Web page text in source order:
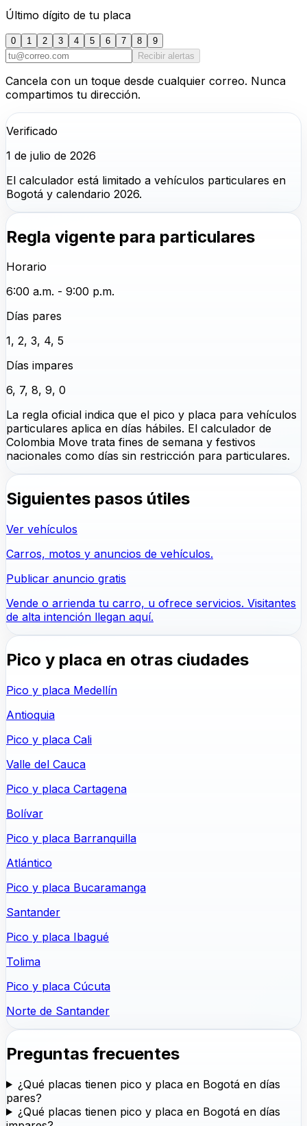
Último dígito de tu placa
0 1 2 3 4 5 6 7 8
9
Recibir alertas
Cancela con un toque desde cualquier correo. Nunca
compartimos tu dirección.
Verificado
1 de julio de 2026
El calculador está limitado a vehículos particulares en
Bogotá y calendario 2026.
Regla vigente para particulares
Horario
6:00 a.m. - 9:00 p.m.
Días pares
1, 2, 3, 4, 5
Días impares
6, 7, 8, 9, 0
La regla oficial indica que el pico y placa para vehículos
particulares aplica en días hábiles. El calculador de
Colombia Move trata fines de semana y festivos
nacionales como días sin restricción para particulares.
Siguientes pasos útiles
Ver vehículos
Carros, motos y anuncios de vehículos.
Publicar anuncio gratis
Vende o arrienda tu carro, u ofrece servicios. Visitantes
de alta intención llegan aquí.
Pico y placa en otras ciudades
Pico y placa Medellín
Antioquia
Pico y placa Cali
Valle del Cauca
Pico y placa Cartagena
Bolívar
Pico y placa Barranquilla
Atlántico
Pico y placa Bucaramanga
Santander
Pico y placa Ibagué
Tolima
Pico y placa Cúcuta
Norte de Santander
Preguntas frecuentes
¿Qué placas tienen pico y placa en Bogotá en días
pares?
¿Qué placas tienen pico y placa en Bogotá en días